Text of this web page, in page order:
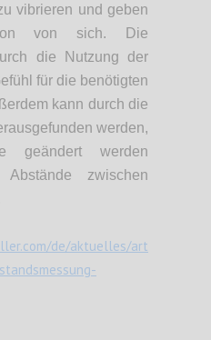
vibrieren und geben
von sich. Die
die Nutzung der
für die benötigten
kann durch die
werden,
geändert werden
zwischen
de/aktuelles/art